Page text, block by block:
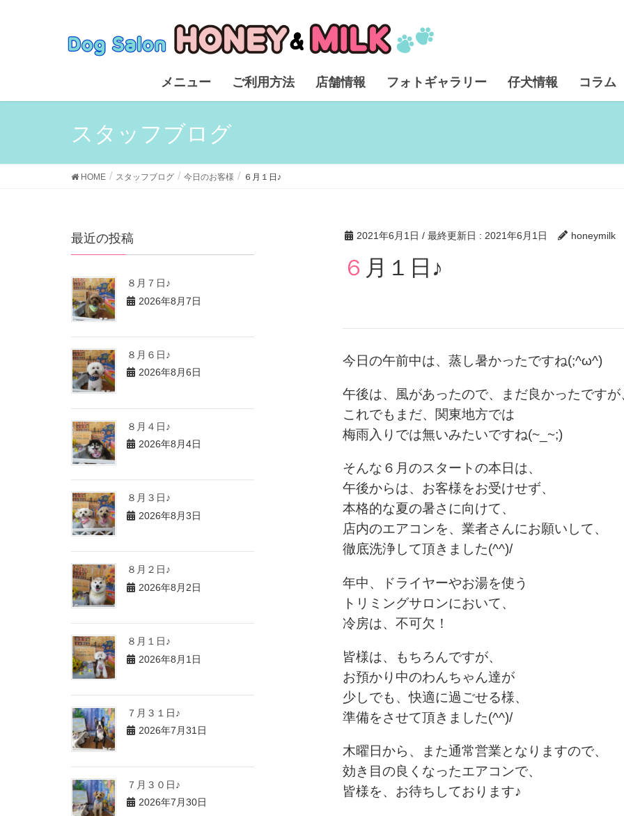
メニュー ご利用方法 店舗情報 フォトギャラリー 仔犬情報 コラム
スタッフブログ
HOME スタッフブログ 今日のお客様 ６月１日♪
2021年6月1日 / 最終更新日 : 2021年6月1日 honeymilk
６月１日♪
今日の午前中は、蒸し暑かったですね(;^ω^)
午後は、風があったので、まだ良かったですが
これでもまだ、関東地方では
梅雨入りでは無いみたいですね(~_~;)
そんな６月のスタートの本日は、
午後からは、お客様をお受けせず、
本格的な夏の暑さに向けて、
店内のエアコンを、業者さんにお願いして、
徹底洗浄して頂きました(^^)/
年中、ドライヤーやお湯を使う
トリミングサロンにおいて、
冷房は、不可欠！
皆様は、もちろんですが、
お預かり中のわんちゃん達が
少しでも、快適に過ごせる様、
準備をさせて頂きました(^^)/
木曜日から、また通常営業となりますので、
効き目の良くなったエアコンで、
皆様を、お待ちしております♪
最近の投稿
８月７日♪
2026年8月7日
８月６日♪
2026年8月6日
８月４日♪
2026年8月4日
８月３日♪
2026年8月3日
８月２日♪
2026年8月2日
８月１日♪
2026年8月1日
７月３１日♪
2026年7月31日
７月３０日♪
2026年7月30日